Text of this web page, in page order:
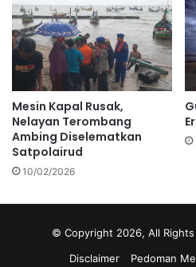
Mesin Kapal Rusak,
Nelayan Terombang
Ambing Diselematkan
Satpolairud
10/02/2026
© Copyright 2026, All
Disclaimer
Pedoman